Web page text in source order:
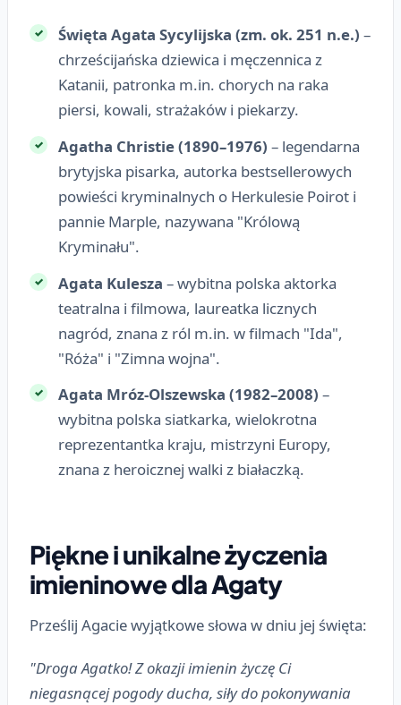
Święta Agata Sycylijska (zm. ok. 251 n.e.) –
chrześcijańska dziewica i męczennica z
Katanii, patronka m.in. chorych na raka
piersi, kowali, strażaków i piekarzy.
Agatha Christie (1890–1976) – legendarna
brytyjska pisarka, autorka bestsellerowych
powieści kryminalnych o Herkulesie Poirot i
pannie Marple, nazywana "Królową
Kryminału".
Agata Kulesza – wybitna polska aktorka
teatralna i filmowa, laureatka licznych
nagród, znana z ról m.in. w filmach "Ida",
"Róża" i "Zimna wojna".
Agata Mróz-Olszewska (1982–2008) –
wybitna polska siatkarka, wielokrotna
reprezentantka kraju, mistrzyni Europy,
znana z heroicznej walki z białaczką.
Piękne i unikalne życzenia
imieninowe dla Agaty
Prześlij Agacie wyjątkowe słowa w dniu jej święta:
"Droga Agatko! Z okazji imienin życzę Ci
niegasnącej pogody ducha, siły do pokonywania